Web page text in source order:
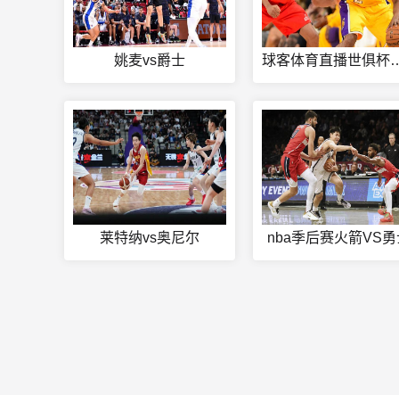
姚麦vs爵士 球客体育直
莱特纳vs奥尼尔 nba季后赛火箭VS勇